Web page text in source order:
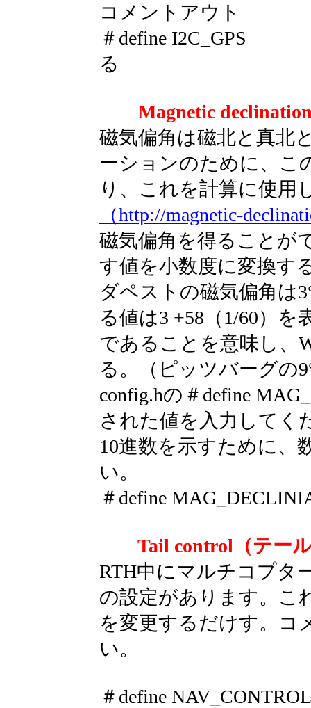
コメントアウト
＃define
る
Magnetic
磁気偏角は磁北と真北
ーションのために、こ
り、これを計算に使用
（http://magnetic-
磁気偏角を得ることが
す値を小数度に変換す
ダペストの磁気偏角は
る値は3 +58（1/60）を
であることを意味し、
る。（ピッツバーグの
config.hの＃define
された値を入力してく
10進数を示すために、
い。
＃define
Tail control（テー
RTH中にマルチコプタ
の設定があります。こ
を変更するだけす。コ
い。
＃define